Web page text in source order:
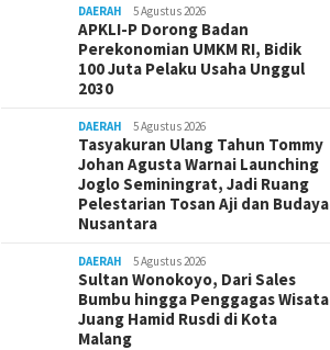
DAERAH 5 Agustus 2026
APKLI-P Dorong Badan
Perekonomian UMKM RI, Bidik
100 Juta Pelaku Usaha Unggul
2030
DAERAH 5 Agustus 2026
Tasyakuran Ulang Tahun Tommy
Johan Agusta Warnai Launching
Joglo Seminingrat, Jadi Ruang
Pelestarian Tosan Aji dan Budaya
Nusantara
DAERAH 5 Agustus 2026
Sultan Wonokoyo, Dari Sales
Bumbu hingga Penggagas Wisata
Juang Hamid Rusdi di Kota
Malang